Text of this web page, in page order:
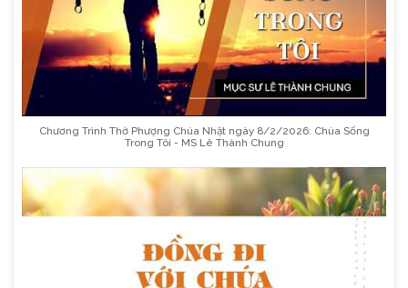
Chương Trình Thờ Phượng Chúa Nhật ngày 8/2/2026: Chúa Sống
Trong Tôi - MS Lê Thành Chung